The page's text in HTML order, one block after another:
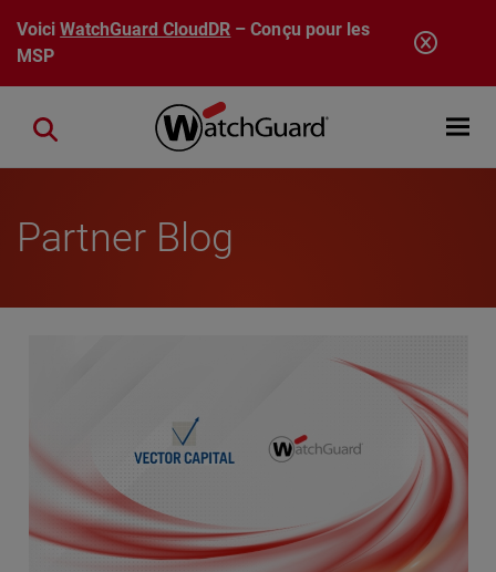
Aller au contenu principal
VoiciWatchGuard CloudDR – Conçu pour les
MSP
Open
Close search
Partner Blog